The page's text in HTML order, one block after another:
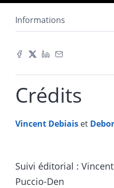
Informations
Crédits
Vincent Debiais et
Suivi éditorial :
Puccio-Den